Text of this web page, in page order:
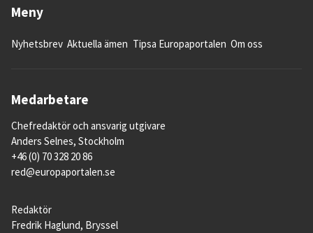
Meny
Nyhetsbrev Aktuella ämen Tipsa Europaportalen Om oss
Medarbetare
Chefredaktör och ansvarig utgivare
Anders Selnes, Stockholm
+46 (0) 70 328 20 86
red@europaportalen.se
Redaktör
Fredrik Haglund, Bryssel